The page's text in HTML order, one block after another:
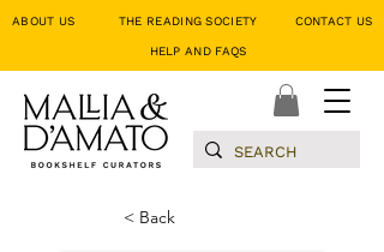
ABOUT US THE READING SOCIETY CONTACT
HELP AND FAQS
< Back